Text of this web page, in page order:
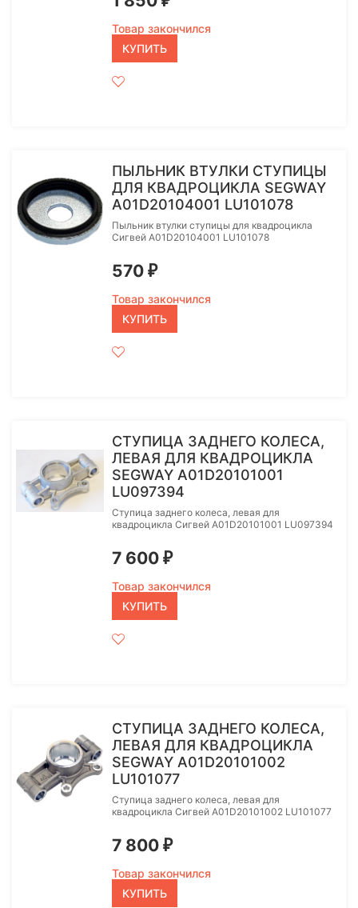
Товар закончился
КУПИТЬ
ПЫЛЬНИК ВТУЛКИ СТУПИЦЫ
ДЛЯ КВАДРОЦИКЛА SEGWAY
A01D20104001 LU101078
Пыльник втулки ступицы для квадроцикла
Сигвей A01D20104001 LU101078
570 ₽
Товар закончился
КУПИТЬ
СТУПИЦА ЗАДНЕГО КОЛЕСА,
ЛЕВАЯ ДЛЯ КВАДРОЦИКЛА
SEGWAY A01D20101001
LU097394
Ступица заднего колеса, левая для
квадроцикла Сигвей A01D20101001 LU097394
7 600 ₽
Товар закончился
КУПИТЬ
СТУПИЦА ЗАДНЕГО КОЛЕСА,
ЛЕВАЯ ДЛЯ КВАДРОЦИКЛА
SEGWAY A01D20101002
LU101077
Ступица заднего колеса, левая для
квадроцикла Сигвей A01D20101002 LU101077
7 800 ₽
Товар закончился
КУПИТЬ